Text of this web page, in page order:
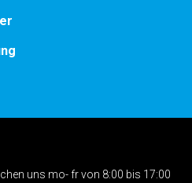
uns mo- fr von 8:00 bis 17:00